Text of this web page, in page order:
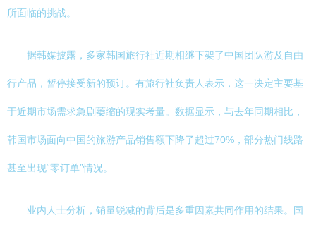
所面临的挑战。
据韩媒披露，多家韩国旅行社近期相继下架了中国团队游及自由
行产品，暂停接受新的预订。有旅行社负责人表示，这一决定主要基
于近期市场需求急剧萎缩的现实考量。数据显示，与去年同期相比，
韩国市场面向中国的旅游产品销售额下降了超过70%，部分热门线路
甚至出现“零订单”情况。
业内人士分析，销量锐减的背后是多重因素共同作用的结果。国